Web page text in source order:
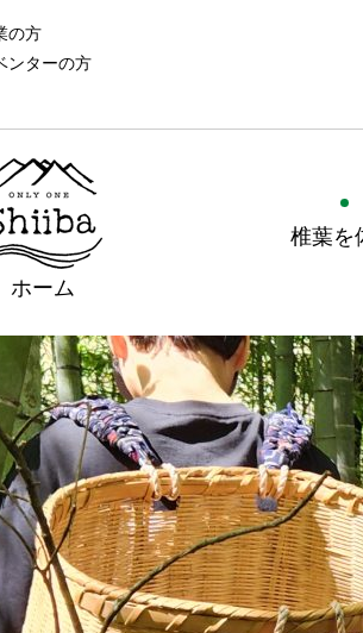
の方
ンターの方
ホーム
椎葉を